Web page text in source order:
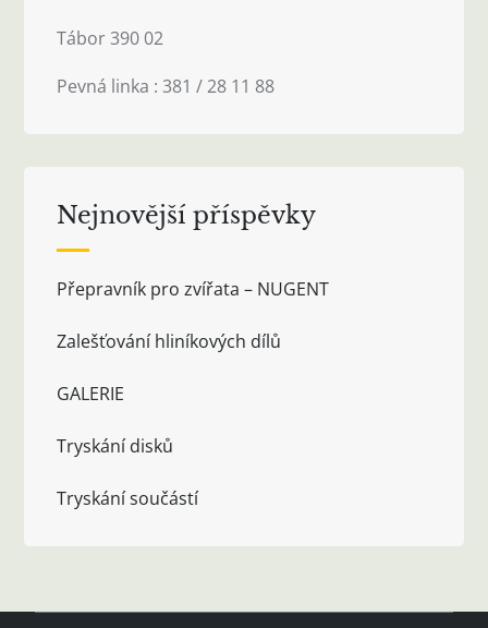
Tábor 390 02
Pevná linka : 381 / 28 11 88
Nejnovější příspěvky
Přepravník pro zvířata – NUGENT
Zalešťování hliníkových dílů
GALERIE
Tryskání disků
Tryskání součástí